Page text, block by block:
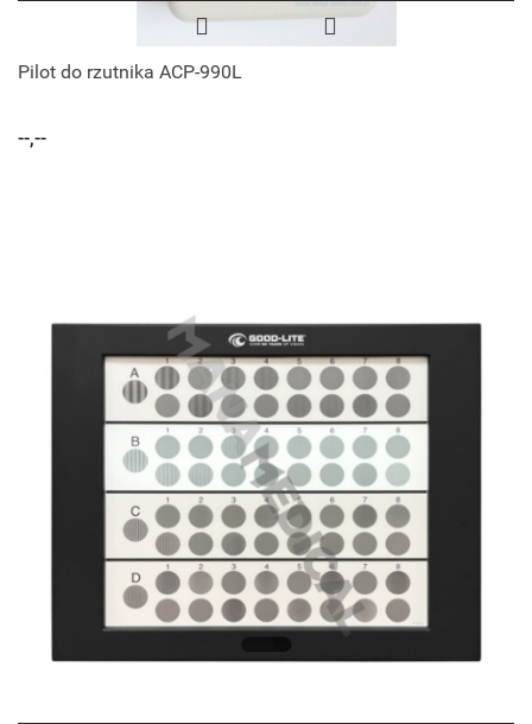
Pilot do rzutnika ACP-990L
--,--